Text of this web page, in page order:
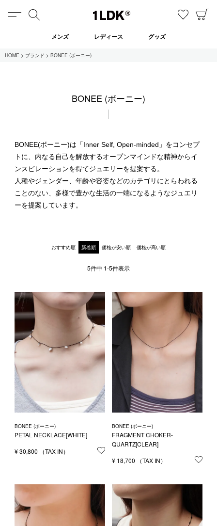
MENU お気に
メンズ レディース グッズ
全てのブランド
UNIVERSAL PRODUCTS.
EVCON
HOME ブランド BONEE (ボーニー)
BONEE (ボーニー)
BONEE(ボーニー)は「Inner Self, Open-minded」をコンセプ
トに、内なる自己を解放するオープンマインドな精神からイ
ンスピレーションを得てジュエリーを提案する。
人種やジェンダー、年齢や容姿などのカテゴリにとらわれる
ことのない、多様で豊かな生活の一端になるようなジュエリ
ーを提案しています。
おすすめ順 新着順 価格が安い順 価格が高い順
5件中 1-5件表示
BONEE (ボーニー)
PETAL NECKLACE[WHITE]
¥30,800
BONEE (ボーニー)
FRAGMENT CHOKER-
QUARTZ[CLEAR]
¥ 18,700